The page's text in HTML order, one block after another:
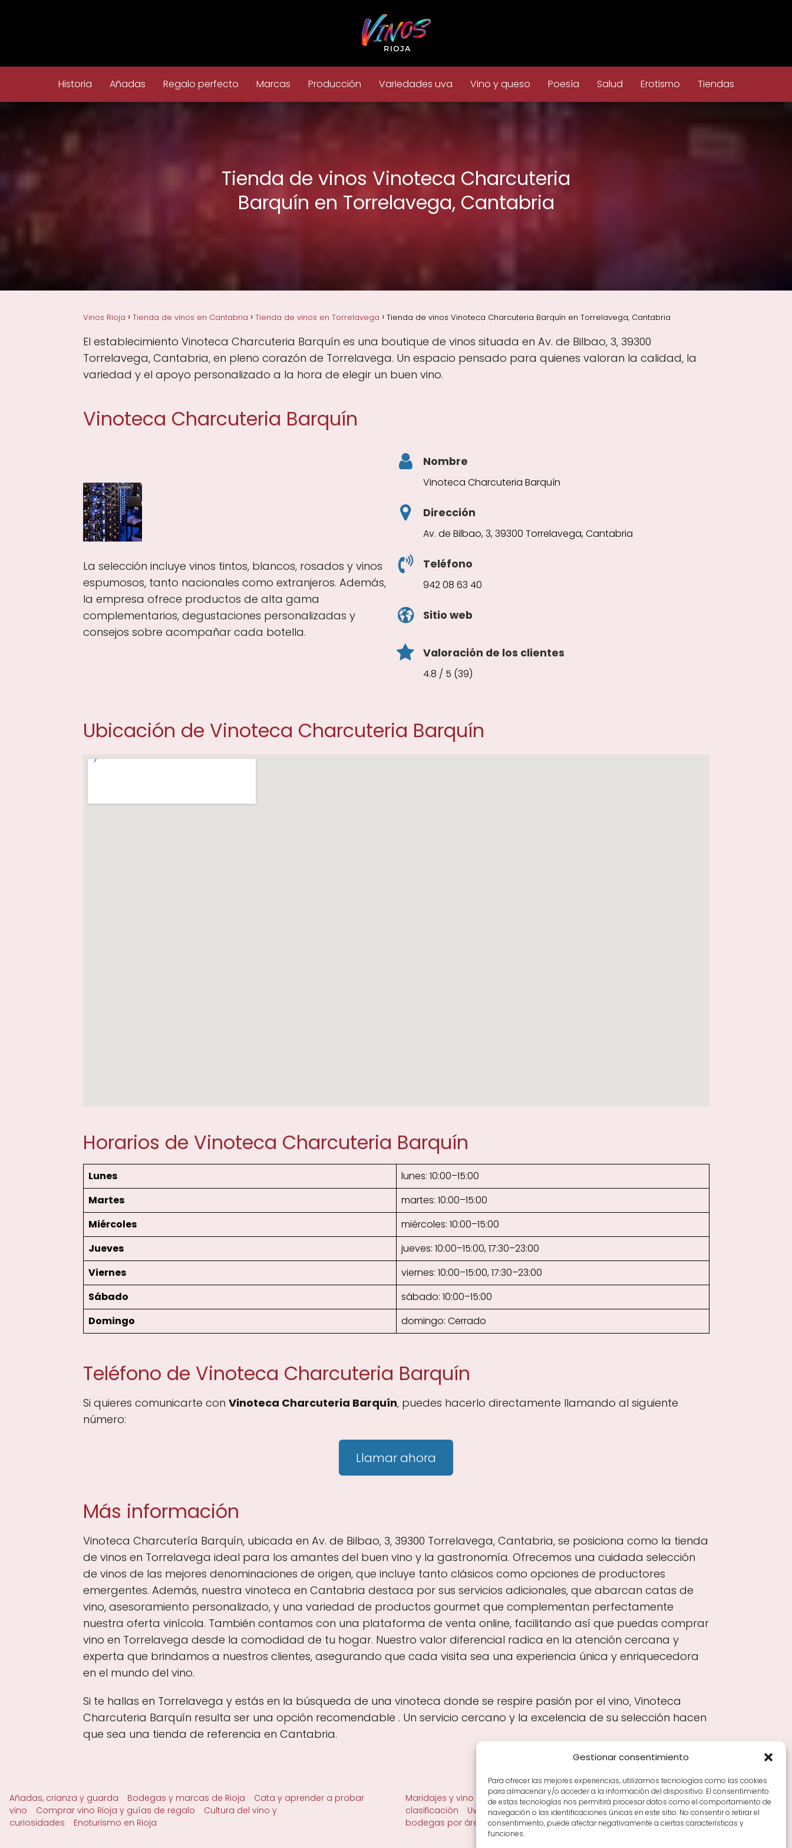
Gestionar consentimiento
Para ofrecer las mejores experiencias, utilizamos tecnologías como las cookies
para almacenar y/o acceder a la información del dispositivo. El consentimiento
de estas tecnologías nos permitirá procesar datos como el comportamiento de
navegación o las identificaciones únicas en este sitio. No consentir o retirar el
consentimiento, puede afectar negativamente a ciertas características y
funciones.
Historia Añadas Regalo perfecto Marcas Producción Variedades uva Vino y queso Poesía Salud Erotismo Tiendas
Tienda de vinos Vinoteca Charcuteria
Barquín en Torrelavega, Cantabria
Vinos Rioja Tienda de vinos en Cantabria Tienda de vinos en Torrelavega Tienda de vinos Vinoteca Charcuteria Barquín en Torrelavega, Cantabria
El establecimiento Vinoteca Charcuteria Barquín es una boutique de vinos situada en Av. de Bilbao, 3, 39300
Torrelavega, Cantabria, en pleno corazón de Torrelavega. Un espacio pensado para quienes valoran la calidad, la
variedad y el apoyo personalizado a la hora de elegir un buen vino.
Vinoteca Charcuteria Barquín
La selección incluye vinos tintos, blancos, rosados y vinos
espumosos, tanto nacionales como extranjeros. Además,
la empresa ofrece productos de alta gama
complementarios, degustaciones personalizadas y
consejos sobre acompañar cada botella.
Nombre
Vinoteca Charcuteria Barquín
Dirección
Av. de Bilbao, 3, 39300 Torrelavega, Cantabria
Teléfono
942 08 63 40
Sitio web
Valoración de los clientes
4.8 / 5 (39)
Ubicación de Vinoteca Charcuteria Barquín
Horarios de Vinoteca Charcuteria Barquín
Lunes
lunes: 10:00–15:00
Martes
martes: 10:00–15:00
Miércoles
miércoles: 10:00–15:00
Jueves
jueves: 10:00–15:00, 17:30–23:00
Viernes
viernes: 10:00–15:00, 17:30–23:00
Sábado
sábado: 10:00–15:00
Domingo
domingo: Cerrado
Teléfono de Vinoteca Charcuteria Barquín
Si quieres comunicarte con Vinoteca Charcuteria Barquín, puedes hacerlo directamente llamando al siguiente
número:
Llamar ahora
Más información
Vinoteca Charcutería Barquín, ubicada en Av. de Bilbao, 3, 39300 Torrelavega, Cantabria, se posiciona como la tienda
de vinos en Torrelavega ideal para los amantes del buen vino y la gastronomía. Ofrecemos una cuidada selección
de vinos de las mejores denominaciones de origen, que incluye tanto clásicos como opciones de productores
emergentes. Además, nuestra vinoteca en Cantabria destaca por sus servicios adicionales, que abarcan catas de
vino, asesoramiento personalizado, y una variedad de productos gourmet que complementan perfectamente
nuestra oferta vinícola. También contamos con una plataforma de venta online, facilitando así que puedas comprar
vino en Torrelavega desde la comodidad de tu hogar. Nuestro valor diferencial radica en la atención cercana y
experta que brindamos a nuestros clientes, asegurando que cada visita sea una experiencia única y enriquecedora
en el mundo del vino.
Si te hallas en Torrelavega y estás en la búsqueda de una vinoteca donde se respire pasión por el vino, Vinoteca
Charcuteria Barquín resulta ser una opción recomendable . Un servicio cercano y la excelencia de su selección hacen
que sea una tienda de referencia en Cantabria.
Añadas, crianza y guarda Bodegas y marcas de Rioja
Cata y aprender a probar
vino
Comprar vino Rioja y guías de regalo
Cultura del vino y
curiosidades
Enoturismo en Rioja
Maridajes y vino en la mesa Tiendas de vino por ciudades
Tipos de Rioja y
clasificación
Uvas y viñedo en Rioja Vino Rioja para empezar
Zonas de Rioja y
bodegas por área